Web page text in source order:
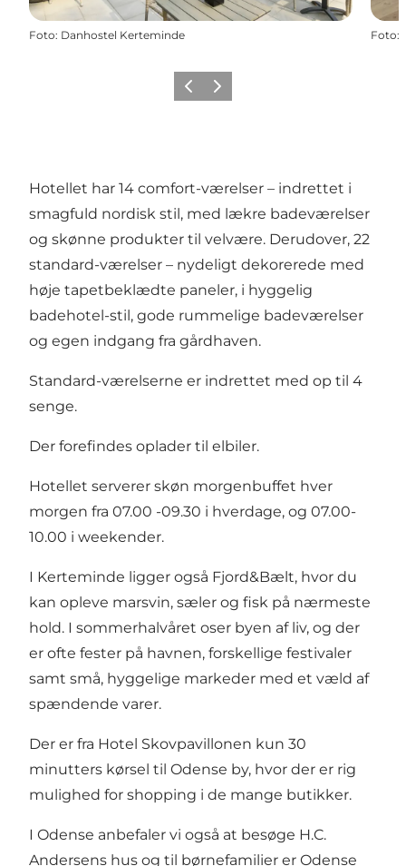
Foto: Danhostel Kerteminde Foto:
ForrigeNæste
Hotellet har 14 comfort-værelser – indrettet i
smagfuld nordisk stil, med lækre badeværelser
og skønne produkter til velvære. Derudover, 22
standard-værelser – nydeligt dekorerede med
høje tapetbeklædte paneler, i hyggelig
badehotel-stil, gode rummelige badeværelser
og egen indgang fra gårdhaven.
Standard-værelserne er indrettet med op til 4
senge.
Der forefindes oplader til elbiler.
Hotellet serverer skøn morgenbuffet hver
morgen fra 07.00 -09.30 i hverdage, og 07.00-
10.00 i weekender.
I Kerteminde ligger også Fjord&Bælt, hvor du
kan opleve marsvin, sæler og fisk på nærmeste
hold. I sommerhalvåret oser byen af liv, og der
er ofte fester på havnen, forskellige festivaler
samt små, hyggelige markeder med et væld af
spændende varer.
Der er fra Hotel Skovpavillonen kun 30
minutters kørsel til Odense by, hvor der er rig
mulighed for shopping i de mange butikker.
I Odense anbefaler vi også at besøge H.C.
Andersens hus og til børnefamilier er Odense